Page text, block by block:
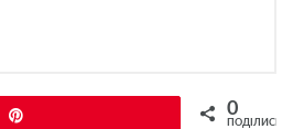
0
ПОДІЛИСЬ